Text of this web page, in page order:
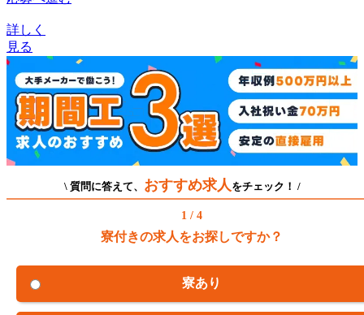
詳しく
見る
\ 質問に答えて、 おすすめ求人 をチェック！ /
1 / 4
寮付きの求人をお探しですか？
寮あり